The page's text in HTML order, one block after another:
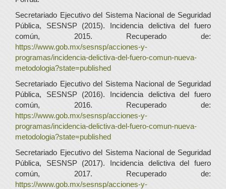
Secretariado Ejecutivo del Sistema Nacional de Seguridad
Pública, SESNSP (2015). Incidencia delictiva del fuero
común, 2015. Recuperado de:
https://www.gob.mx/sesnsp/acciones-y-
programas/incidencia-delictiva-del-fuero-comun-nueva-
metodologia?state=published
Secretariado Ejecutivo del Sistema Nacional de Seguridad
Pública, SESNSP (2016). Incidencia delictiva del fuero
común, 2016. Recuperado de:
https://www.gob.mx/sesnsp/acciones-y-
programas/incidencia-delictiva-del-fuero-comun-nueva-
metodologia?state=published
Secretariado Ejecutivo del Sistema Nacional de Seguridad
Pública, SESNSP (2017). Incidencia delictiva del fuero
común, 2017. Recuperado de:
https://www.gob.mx/sesnsp/acciones-y-